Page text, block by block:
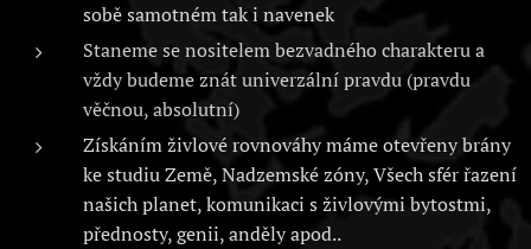
sobě samotném tak i navenek
Staneme se nositelem bezvadného charakteru a
vždy budeme znát univerzální pravdu (pravdu
věčnou, absolutní)
Získáním živlové rovnováhy máme otevřeny brány
ke studiu Země, Nadzemské zóny, Všech sfér řazení
našich planet, komunikaci s živlovými bytostmi,
přednosty, genii, anděly apod..